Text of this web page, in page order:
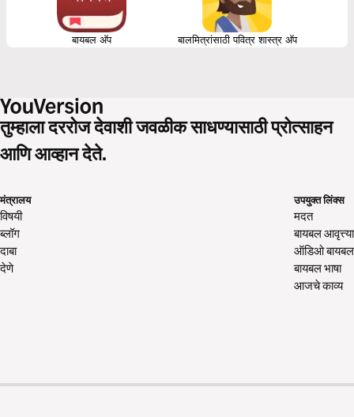
बायबल अ‍ॅप बालमित्रांसाठी पवित्र शास्त्र अ‍ॅप
तुम्हाला दररोज देवाशी जवळीक साधण्यासाठी प्रोत्साहन
आणि आव्हान देते.
मंत्रालय
विषयी
ब्लॉग
दाबा
देणे
उपयुक्त लिंक्स
मदत
बायबल आवृत्त्या
ऑडिओ बायबल
बायबल भाषा
आजचे काव्य